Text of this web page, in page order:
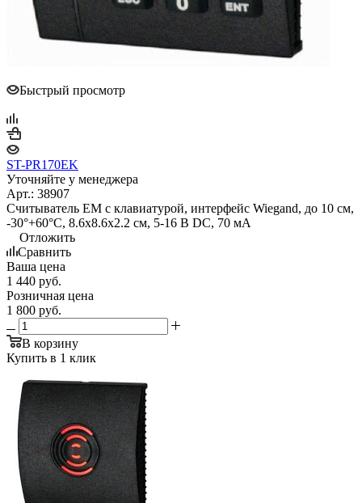
Быстрый просмотр
ST-PR170EK
Уточняйте у менеджера
Арт.: 38907
Считыватель EM с клавиатурой, интерфейс Wiegand, до 10 см,
-30°+60°С, 8.6х8.6х2.2 см, 5-16 В DC, 70 мA
Отложить
Сравнить
Ваша цена
1 440 руб.
Розничная цена
1 800 руб.
В корзину
Купить в 1 клик